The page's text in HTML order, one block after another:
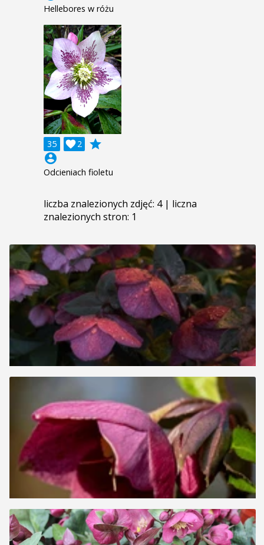
Hellebores w różu
35 2

grade
account_circle
Odcieniach fioletu
liczba znalezionych zdjęć: 4 | liczna
znalezionych stron: 1